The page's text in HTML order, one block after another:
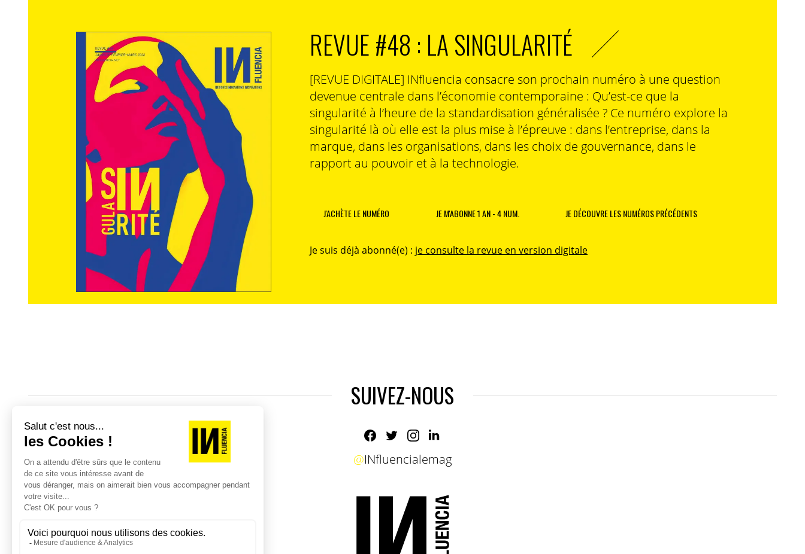
REVUE #48 : LA SINGULARITÉ
[REVUE DIGITALE] INfluencia consacre son prochain numéro à une question
devenue centrale dans l’économie contemporaine : Qu’est-ce que la
singularité à l’heure de la standardisation généralisée ? Ce numéro explore la
singularité là où elle est la plus mise à l’épreuve : dans l’entreprise, dans la
marque, dans les organisations, dans les choix de gouvernance, dans le
rapport au pouvoir et à la technologie.
J'ACHÈTE LE NUMÉRO JE M'ABONNE 1 AN - 4 NUM. JE DÉCOUVRE LES NUMÉROS PRÉCÉDENTS
Je suis déjà abonné(e) : je consulte la revue en version digitale
SUIVEZ-NOUS
@INfluencialemag